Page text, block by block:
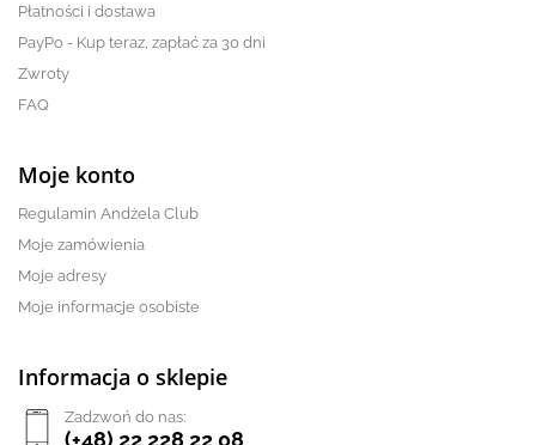
Płatności i dostawa
PayPo - Kup teraz, zapłać za 30 dni
Zwroty
FAQ
Moje konto
Regulamin Andżela Club
Moje zamówienia
Moje adresy
Moje informacje osobiste
Informacja o sklepie
Zadzwoń do nas:
(+48) 22 228 22 08